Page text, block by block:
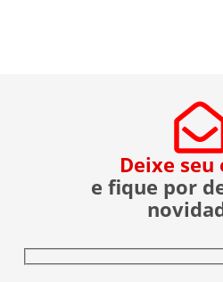
Deixe seu
e fique por